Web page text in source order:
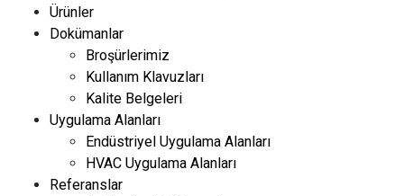
Ürünler
Dokümanlar
Broşürlerimiz
Kullanım Klavuzları
Kalite Belgeleri
Uygulama Alanları
Endüstriyel Uygulama Alanları
HVAC Uygulama Alanları
Referanslar